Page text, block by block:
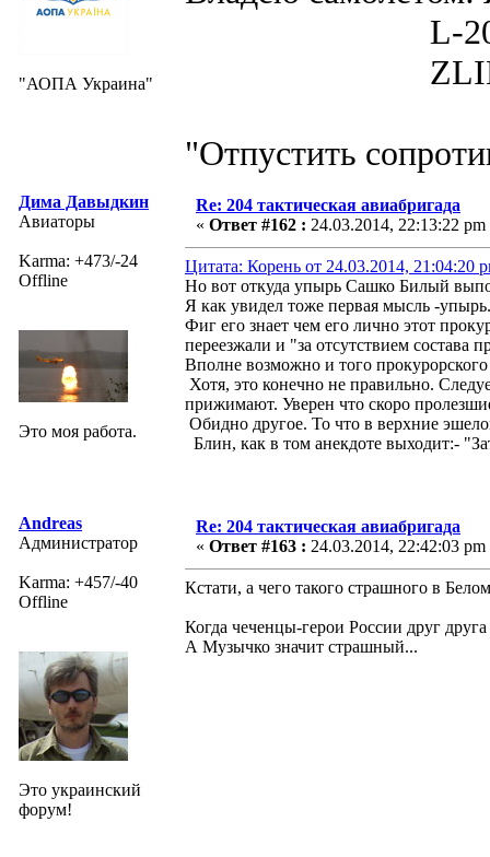
"АОПА Украина"
L-200D
ZLIN 526
"Отпустить
Дима Давыдкин
Авиаторы
Karma: +473/-24
Offline
Это моя работа.
Re: 204 тактическая авиабригада
« Ответ #162 : 24.03.2014, 22:13:22 pm
Цитата: Корень от 24.03.2014, 21:04:20
Но вот откуда упырь Сашко Билый
Я как увидел тоже первая мысль -
Фиг его знает чем его лично этот
переезжали и "за отсутствием состава
Вполне возможно и того
Хотя, это конечно не правильно.
прижимают. Уверен что скоро
Обидно другое. То что в верхние
Блин, как в том анекдоте выходит:-
Andreas
Администратор
Karma: +457/-40
Offline
Это украинский
форум!
Re: 204 тактическая авиабригада
« Ответ #163 : 24.03.2014, 22:42:03 pm
Кстати, а чего такого страшного в
Когда чеченцы-герои России друг
А Музычко значит страшный...